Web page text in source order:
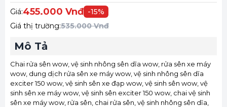
Giá:455.000 Vnđ -15%
Giá thị trường:535.000 Vnđ
Mô Tả
Chai rửa sên wow, vệ sinh nhông sên dĩa wow, rửa sên xe máy
wow, dung dịch rửa sên xe máy wow, vệ sinh nhông sên dĩa
exciter 150 wow, vệ sinh sên xe đạp wow, vệ sinh sên wow, vệ
sinh sên xe máy wow, vệ sinh sên exciter 150 wow, chai vệ sinh
sên xe máy wow, rửa sên, chai rửa sên, vệ sinh nhông sên dĩa,